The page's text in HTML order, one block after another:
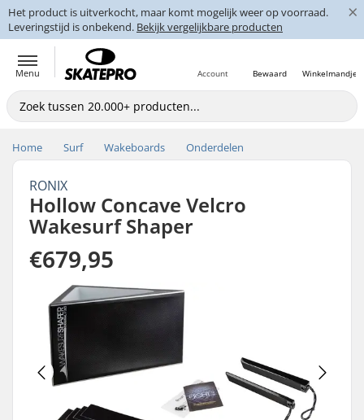
Het product is uitverkocht, maar komt mogelijk weer op voorraad.
Leveringstijd is onbekend. Bekijk vergelijkbare producten
×
Menu Winkelmandje
Bewaard
Account
Home Surf Wakeboards Onderdelen
RONIX
Hollow Concave Velcro
Wakesurf Shaper
€679,95